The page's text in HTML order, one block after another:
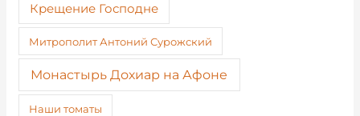
Крещение Господне
Митрополит Антоний Сурожский
Монастырь Дохиар на Афоне
Наши томаты